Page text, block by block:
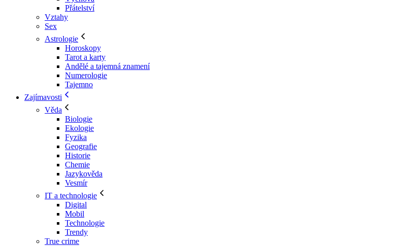
Přátelství
Vztahy
Sex
Astrologie
Horoskopy
Tarot a karty
Andělé a tajemná znamení
Numerologie
Tajemno
Zajímavosti
Věda
Biologie
Ekologie
Fyzika
Geografie
Historie
Chemie
Jazykověda
Vesmír
IT a technologie
Digital
Mobil
Technologie
Trendy
True crime